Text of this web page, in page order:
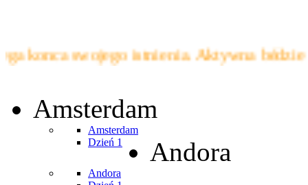
swojego istnienia. Aktywna bédzie i
Amsterdam
Amsterdam
Dzień 1
Andora
Andora